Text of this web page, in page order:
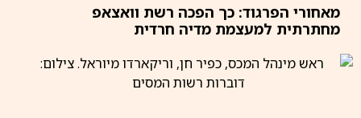
מאחורי הפרגוד: כך הפכה רשת וואצאפ
מחתרתית למעצמת מדיה חרדית